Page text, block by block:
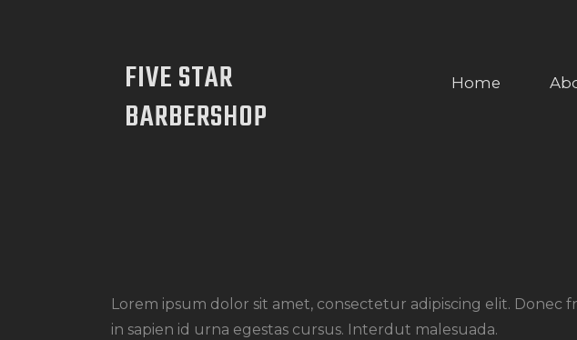
FIVE STAR
BARBERSHOP
Home 5
ABOUT US
Lorem ipsum dolor sit amet, consectetur adipiscing elit.
in sapien id urna egestas cursus. Interdut malesuada.